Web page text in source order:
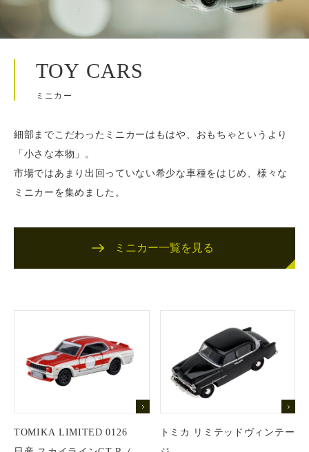
TOY CARS
ミニカー
細部までこだわったミニカーはもはや、おもちゃというより
「小さな本物」。
市場ではあまり出回っていない希少な車種をはじめ、様々な
ミニカーを集めました。
ミニカー一覧を見る
TOMIKA LIMITED 0126
トミカ リミテッドヴィンテー